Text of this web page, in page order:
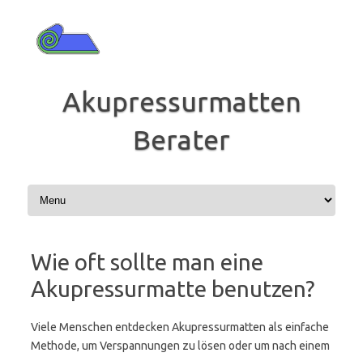
springen
Akupressurmatten
Berater
Wie oft sollte man eine
Akupressurmatte benutzen?
Viele Menschen entdecken Akupressurmatten als einfache
Methode, um Verspannungen zu lösen oder um nach einem